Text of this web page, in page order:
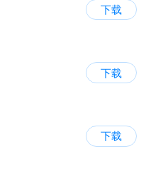
下载
下载
下载